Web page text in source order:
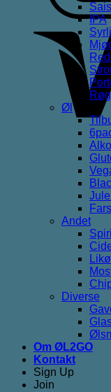
IPA
Øl
Andet
Diverse
Om ØL2GO
Kontakt
Sign Up
Join